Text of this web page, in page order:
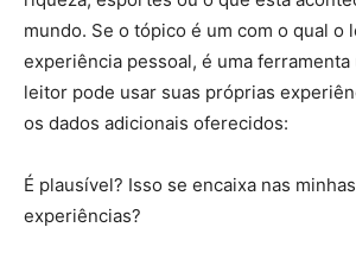
mundo. Se o tópico é um com o qual o
experiência pessoal, é uma
leitor pode usar suas próprias
os dados adicionais oferecidos:
É plausível? Isso se encaixa nas
experiências?